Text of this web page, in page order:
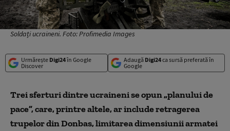
Soldați ucraineni. Foto: Profimedia Images
Urmărește Digi24în Google
Discover
Adaugă Digi24ca sursă preferată în
Google
Trei sferturi dintre ucraineni se opun „planului de
pace”, care, printre altele,arinclude retragerea
trupelor din Donbas, limitarea dimensiunii armatei